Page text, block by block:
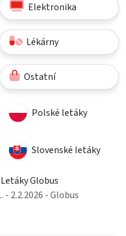
Elektronika
Lékárny
Ostatní
Polské letáky
Slovenské letáky
Letáky Globus
2.2.2026 - Globus